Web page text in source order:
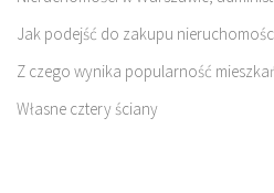
Jak podejść do zakupu
Z czego wynika popularność
Własne cztery ściany